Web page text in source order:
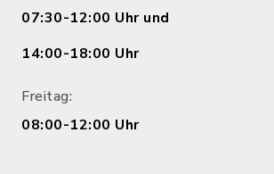
07:30-12:00 Uhr und
14:00-18:00 Uhr
Freitag:
08:00-12:00 Uhr